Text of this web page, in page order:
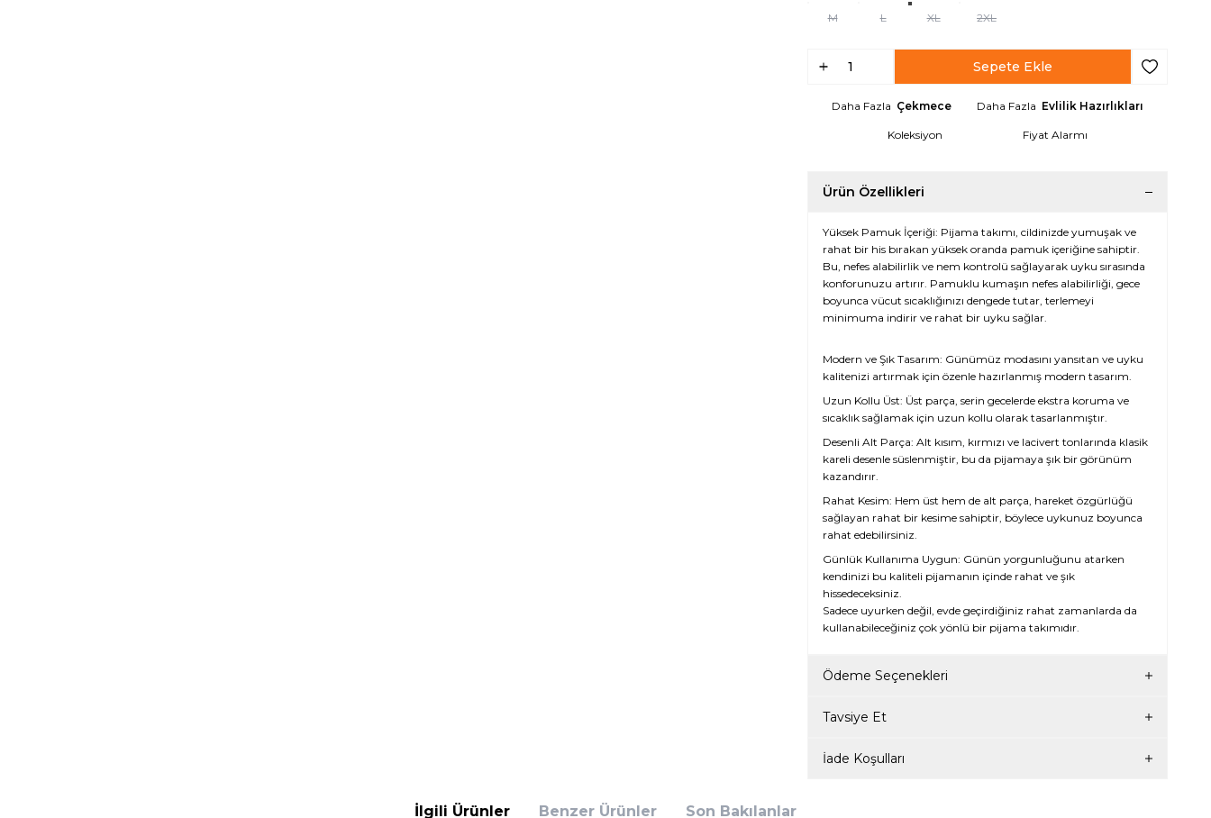
M L XL 2XL
Sepete Ekle Favoriye
Daha Fazla Çekmece Daha Fazla Evlilik Hazırlıkları
Koleksiyon Fiyat Alarmı
Ürün Özellikleri
Yüksek Pamuk İçeriği: Pijama takımı, cildinizde yumuşak ve
rahat bir his bırakan yüksek oranda pamuk içeriğine sahiptir.
Bu, nefes alabilirlik ve nem kontrolü sağlayarak uyku sırasında
konforunuzu artırır. Pamuklu kumaşın nefes alabilirliği, gece
boyunca vücut sıcaklığınızı dengede tutar, terlemeyi
minimuma indirir ve rahat bir uyku sağlar.
Modern ve Şık Tasarım: Günümüz modasını yansıtan ve uyku
kalitenizi artırmak için özenle hazırlanmış modern tasarım.
Uzun Kollu Üst: Üst parça, serin gecelerde ekstra koruma ve
sıcaklık sağlamak için uzun kollu olarak tasarlanmıştır.
Desenli Alt Parça: Alt kısım, kırmızı ve lacivert tonlarında klasik
kareli desenle süslenmiştir, bu da pijamaya şık bir görünüm
kazandırır.
Rahat Kesim: Hem üst hem de alt parça, hareket özgürlüğü
sağlayan rahat bir kesime sahiptir, böylece uykunuz boyunca
rahat edebilirsiniz.
Günlük Kullanıma Uygun: Günün yorgunluğunu atarken
kendinizi bu kaliteli pijamanın içinde rahat ve şık
hissedeceksiniz.
Sadece uyurken değil, evde geçirdiğiniz rahat zamanlarda da
kullanabileceğiniz çok yönlü bir pijama takımıdır.
Ödeme Seçenekleri
Tavsiye Et
İade Koşulları
İlgili Ürünler Benzer Ürünler Son Bakılanlar